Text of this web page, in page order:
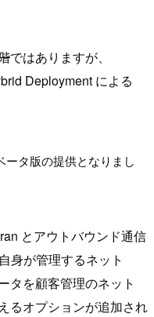
ではありますが、
Deployment による
ータ版の提供となりまし
とアウトバウンド通信
身が管理するネット
タを顧客管理のネット
るオプションが追加され